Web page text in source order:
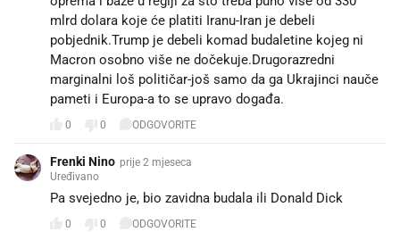
mlrd dolara koje će platiti Iranu-Iran je debeli
pobjednik.Trump je debeli komad budaletine kojeg ni
Macron osobno više ne dočekuje.Drugorazredni
marginalni loš političar-još samo da ga Ukrajinci nauče
pameti i Europa-a to se upravo događa.
0 0 ODGOVORITE
Frenki Nino prije 2 mjeseca
Uređivano
Pa svejedno je, bio zavidna budala ili Donald Dick 😎
0 0 ODGOVORITE